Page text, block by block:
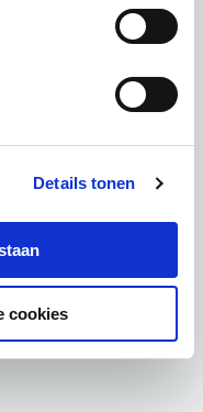
Details tonen
cookies